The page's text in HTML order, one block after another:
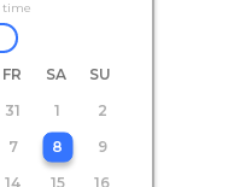
time
FR SA
SU
31 1
2
7 8
9
14 15
16